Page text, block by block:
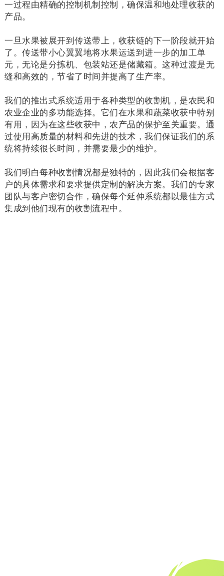
一过程由精确的控制机制控制，确保温和地处理收获的
产品。
一旦水果被展开到传送带上，收获链的下一阶段就开始
了。传送带小心翼翼地将水果运送到进一步的加工单
元，无论是分拣机、包装站还是储藏箱。这种过渡是无
缝和高效的，节省了时间并提高了生产率。
我们的推出式系统适用于各种类型的收割机，是农民和
农业企业的多功能选择。它们在水果和蔬菜收获中特别
有用，因为在这些收获中，农产品的保护至关重要。通
过使用高质量的材料和先进的技术，我们保证我们的系
统将持续很长时间，并需要最少的维护。
我们明白每种收割情况都是独特的，因此我们会根据客
户的具体需求和要求提供定制的解决方案。我们的专家
团队与客户密切合作，确保每个延伸系统都以最佳方式
集成到他们现有的收割流程中。